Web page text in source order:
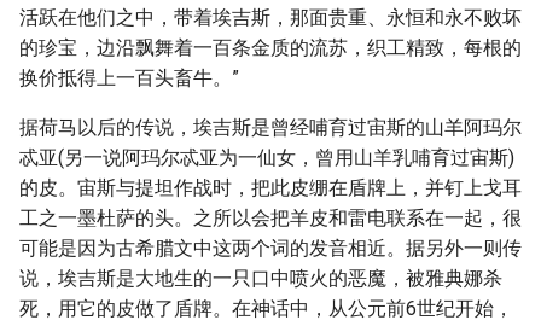
活跃在他们之中，带着埃吉斯，那面贵重、永恒和永不败坏
的珍宝，边沿飘舞着一百条金质的流苏，织工精致，每根的
换价抵得上一百头畜牛。”
据荷马以后的传说，埃吉斯是曾经哺育过宙斯的山羊阿玛尔
忒亚(另一说阿玛尔忒亚为一仙女，曾用山羊乳哺育过宙斯)
的皮。宙斯与提坦作战时，把此皮绷在盾牌上，并钉上戈耳
工之一墨杜萨的头。之所以会把羊皮和雷电联系在一起，很
可能是因为古希腊文中这两个词的发音相近。据另外一则传
说，埃吉斯是大地生的一只口中喷火的恶魔，被雅典娜杀
死，用它的皮做了盾牌。在神话中，从公元前6世纪开始，